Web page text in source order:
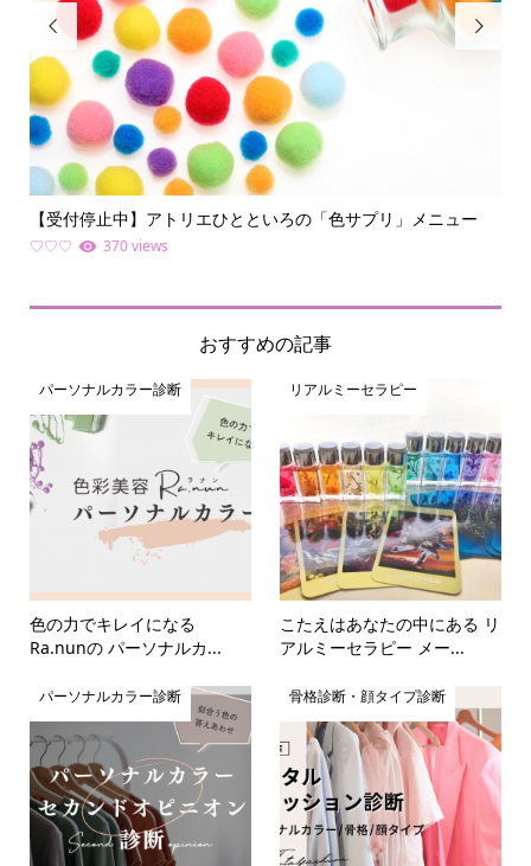

【受付停止中】アトリエひとといろの「色サプリ」メニュー
♡♡♡ 370 views

おすすめの記事
パーソナルカラー診断
色の力でキレイになる
Ra.nunの パーソナルカ...
リアルミーセラピー
こたえはあなたの中にある リ
アルミーセラピー メー...
パーソナルカラー診断 骨格診断・顔タイプ診断